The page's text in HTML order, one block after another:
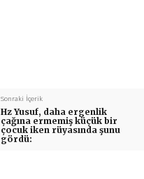
Sonraki İçerik
Hz Yusuf, daha ergenlik
çağına ermemiş küçük bir
çocuk iken rüyasında şunu
gördü: